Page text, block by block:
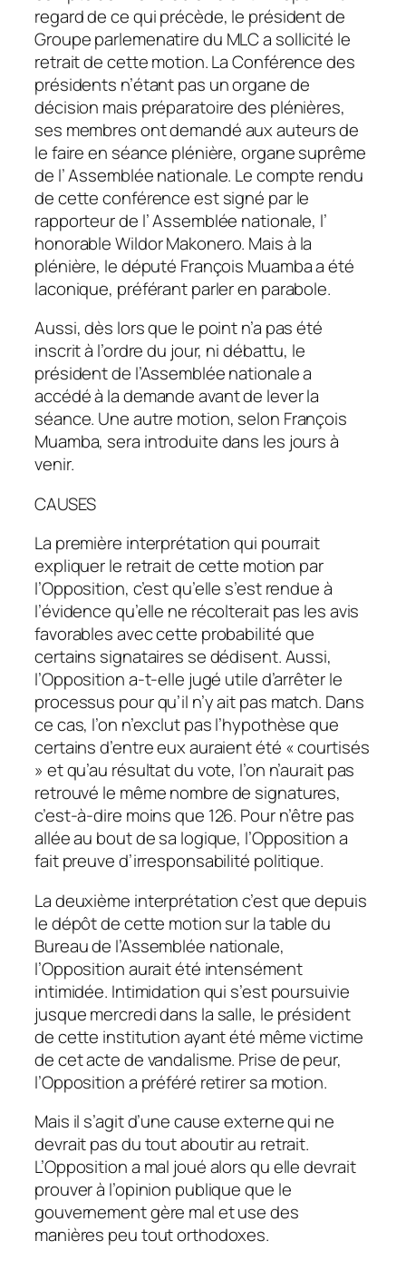
regard de ce qui précède, le président de
Groupe parlemenatire du MLC a sollicité le
retrait de cette motion. La Conférence des
présidents n’étant pas un organe de
décision mais préparatoire des plénières,
ses membres ont demandé aux auteurs de
le faire en séance plénière, organe suprême
de l’ Assemblée nationale. Le compte rendu
de cette conférence est signé par le
rapporteur de l’ Assemblée nationale, l’
honorable Wildor Makonero. Mais à la
plénière, le député François Muamba a été
laconique, préférant parler en parabole.
Aussi, dès lors que le point n’a pas été
inscrit à l’ordre du jour, ni débattu, le
président de l’Assemblée nationale a
accédé à la demande avant de lever la
séance. Une autre motion, selon François
Muamba, sera introduite dans les jours à
venir.
CAUSES
La première interprétation qui pourrait
expliquer le retrait de cette motion par
l’Opposition, c’est qu’elle s’est rendue à
l’évidence qu’elle ne récolterait pas les avis
favorables avec cette probabilité que
certains signataires se dédisent. Aussi,
l’Opposition a-t-elle jugé utile d’arrêter le
processus pour qu’il n’y ait pas match. Dans
ce cas, l’on n’exclut pas l’hypothèse que
certains d’entre eux auraient été « courtisés
» et qu’au résultat du vote, l’on n’aurait pas
retrouvé le même nombre de signatures,
c’est-à-dire moins que 126. Pour n’être pas
allée au bout de sa logique, l’Opposition a
fait preuve d’irresponsabilité politique.
La deuxième interprétation c’est que depuis
le dépôt de cette motion sur la table du
Bureau de l’Assemblée nationale,
l’Opposition aurait été intensément
intimidée. Intimidation qui s’est poursuivie
jusque mercredi dans la salle, le président
de cette institution ayant été même victime
de cet acte de vandalisme. Prise de peur,
l’Opposition a préféré retirer sa motion.
Mais il s’agit d’une cause externe qui ne
devrait pas du tout aboutir au retrait.
L’Opposition a mal joué alors qu elle devrait
prouver à l’opinion publique que le
gouvernement gère mal et use des
manières peu tout orthodoxes.